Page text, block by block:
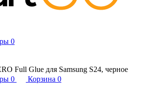
0
Full Glue для Samsung S24, черное
0 Корзина 0